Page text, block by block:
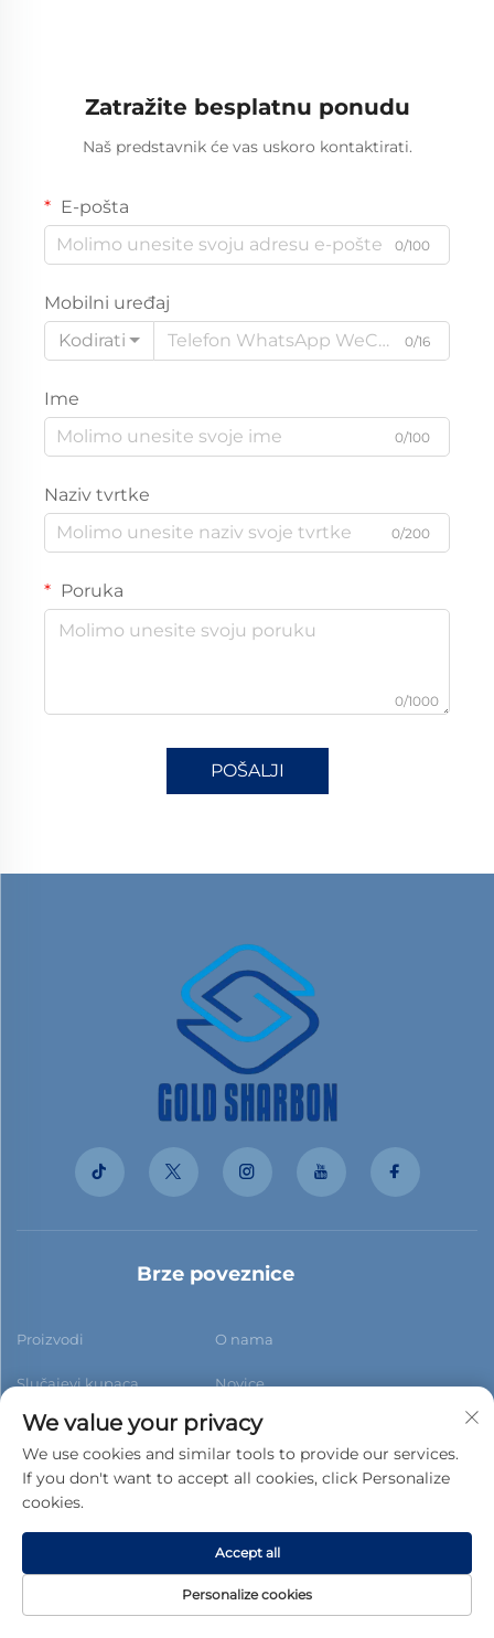
Zatražite besplatnu ponudu
Naš predstavnik će vas uskoro kontaktirati.
E-pošta
0/100
Mobilni uređaj
Kodirati
0/16
Ime
0/100
Naziv tvrtke
0/200
Poruka
0/1000
POŠALJI
Brze poveznice
Proizvodi O nama
Slučajevi kupaca Novice
Kontaktiraj nas Blog
Pretplati se
Copyright © 2026 Foshan Xiaobao New Building Materials Co.,
We value your privacy
We use cookies and similar tools to provide our services.
If you don't want to accept all cookies, click Personalize
cookies.
Personalize cookies
Accept all